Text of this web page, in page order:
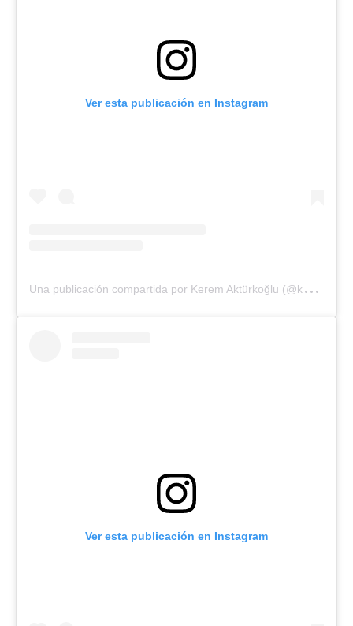
Ver esta publicación en Instagram
U
na publicación compartida por Kerem Aktürkoğlu (@keremakturkoglu)
Ver esta publicación en Instagram